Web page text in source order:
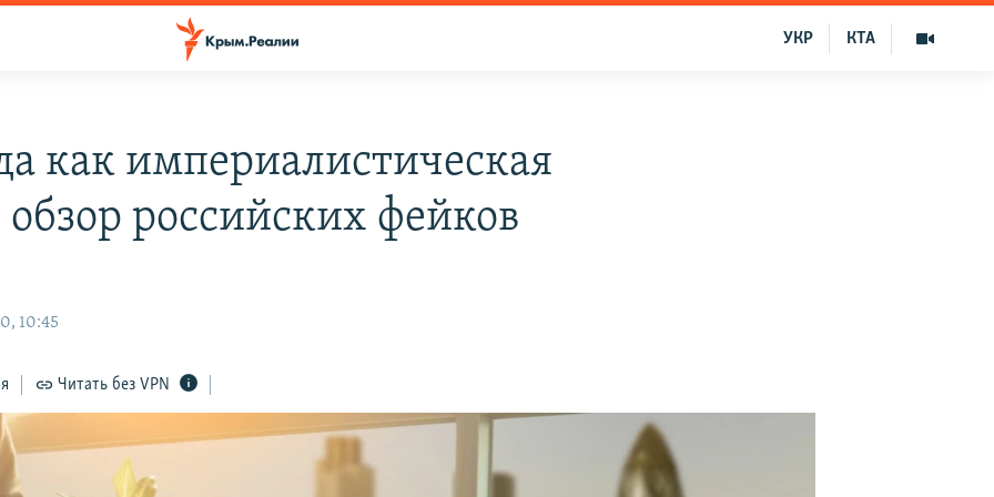
КТА
УКР
как империалистическая
обзор российских фейков
10:45
Читать без VPN